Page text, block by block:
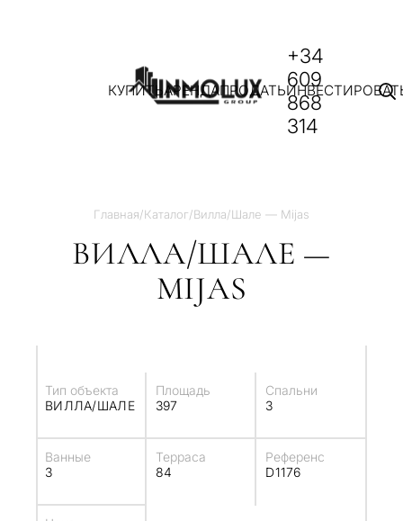
КУПИТЬАРЕНДАПРОДАТЬ
+34
609
868
314
Главная/Каталог/Вилла/Шале — Mijas
ВИЛЛА/ШАЛЕ —
MIJAS
Тип объекта
ВИЛЛА/ШАЛЕ
Площадь
397
Спальни
3
Ванные
3
Терраса
84
Референс
D1176